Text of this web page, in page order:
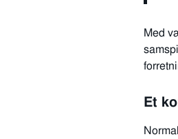
Med
Et